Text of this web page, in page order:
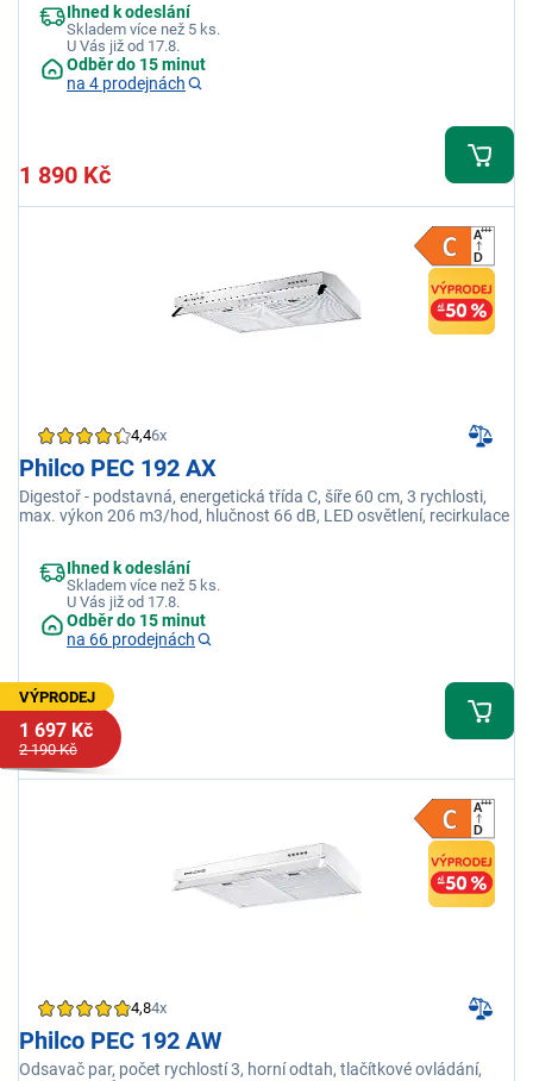
Ihned k odeslání
Skladem více než 5 ks.
U Vás již od 17.8.
Odběr do 15 minut
na 4 prodejnách
1 890 Kč
4,46x
Philco PEC 192 AX
Digestoř - podstavná, energetická třída C, šíře 60 cm, 3 rychlosti,
max. výkon 206 m3/hod, hlučnost 66 dB, LED osvětlení, recirkulace
Ihned k odeslání
Skladem více než 5 ks.
U Vás již od 17.8.
Odběr do 15 minut
na 66 prodejnách
VÝPRODEJ
1 697 Kč
2 190 Kč
4,84x
Philco PEC 192 AW
Odsavač par, počet rychlostí 3, horní odtah, tlačítkové ovládání,